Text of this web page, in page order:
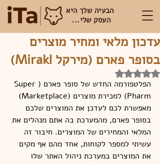
הבעיה שלך היא
העסק שלי...
עדכון מלאי ומחיר מוצרים
בסופר פארם (מירקל Mirakl)
דירוג של NaN מתוך 5 כוכבים
הפלטפורמה החדש של סופר פארם (Super
Pharm) למכירת מוצרים (Marketplace)
מאפשרת לכם לעדכן את המוצרים שלכם
בסופר פארם, מהמערכת בה אתם מנהלים את
המלאי והמחירים של המוצרים. חיבור זה
עשיתי למספר לקוחות, אחד מהם אף מקים
את המוצרים במערכת ניהול האתר שלו